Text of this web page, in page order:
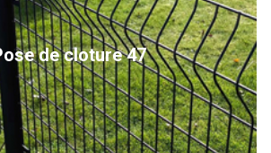
de cloture 47